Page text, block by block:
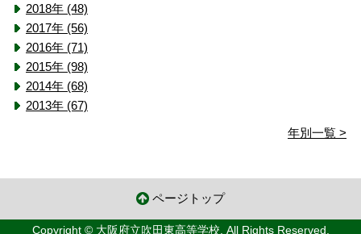
2018年 (48)
2017年 (56)
2016年 (71)
2015年 (98)
2014年 (68)
2013年 (67)
年別一覧 >
ページトップ
Copyright © 大阪府立吹田東高等学校. All Rights Reserved.